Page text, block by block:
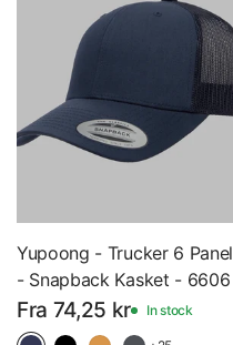
Yupoong - Trucker 6 Panel
- Snapback Kasket - 6606
Fra 74,25 kr In stock